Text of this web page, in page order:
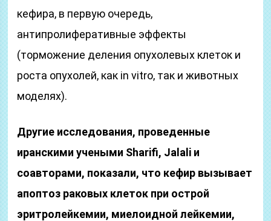
кефира, в первую очередь,
антипролиферативные эффекты
(торможение деления опухолевых клеток и
роста опухолей, как in vitro, так и животных
моделях).
Другие исследования, проведенные
иранскими учеными Sharifi, Jalali и
соавторами, показали, что кефир вызывает
апоптоз раковых клеток при острой
эритролейкемии, миелоидной лейкемии,